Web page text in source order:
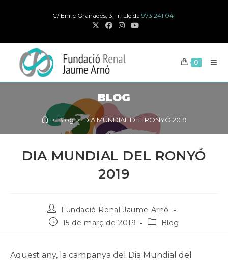
C/ Enric Granados, 3, 1r, Lleida 973 241 041
0
BLOG
> Blog > DIA MUNDIAL DEL RONYÓ 2019
DIA MUNDIAL DEL RONYÓ
2019
Autor
de
la
Fundació Renal Jaume Arnó
Publicat
15 de març de 2019
Categoria
publicació:
Blog
Aquest any, la campanya del Dia Mundial del